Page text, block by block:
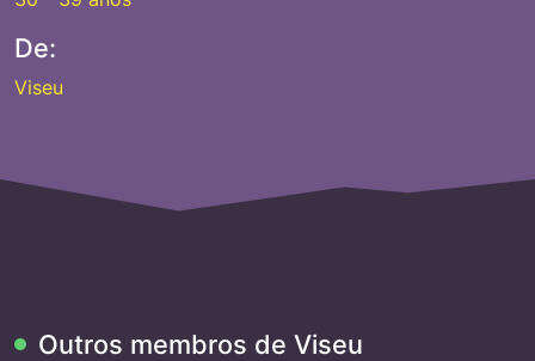
De:
Viseu
Outros membros de Viseu